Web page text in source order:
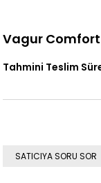
Vagur
Tahmini Teslim
SATICIYA SORU SOR